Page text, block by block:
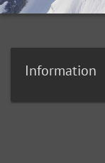
Information